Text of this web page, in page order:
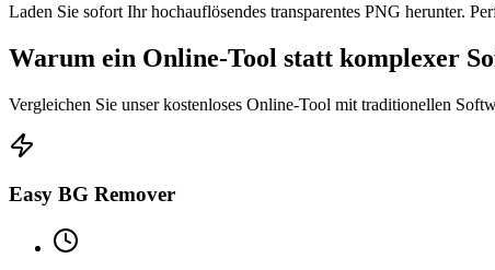
Laden Sie sofort Ihr hochauflösendes transparentes PNG herunter.
Warum ein Online-Tool statt komplexer
Vergleichen Sie unser kostenloses Online-Tool mit traditionellen
Easy BG Remover